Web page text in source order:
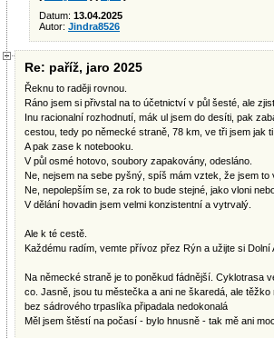
Datum: 13.04.2025
Autor: Jindra8526
Re: paříž, jaro 2025
Řeknu to raději rovnou.
Ráno jsem si přivstal na to účetnictví v půl šesté, ale
Inu racionalní rozhodnutí, mák ul jsem do desíti, pak
cestou, tedy po německé straně, 78 km, ve tři jsem jak
A pak zase k notebooku.
V půl osmé hotovo, soubory zapakovány, odesláno.
Ne, nejsem na sebe pyšný, spíš mám vztek, že jsem
Ne, nepolepším se, za rok to bude stejné, jako vloni
V dělání hovadin jsem velmi konzistentní a vytrvalý.
Ale k té cestě.
Každému radím, vemte přívoz přez Rýn a užijte si
Na německé straně je to poněkud fádnější. Cyklotrasa
co. Jasně, jsou tu městečka a ani ne škaredá, ale
bez sádrového trpaslíka připadala nedokonalá
Měl jsem štěstí na počasí - bylo hnusně - tak mě ani